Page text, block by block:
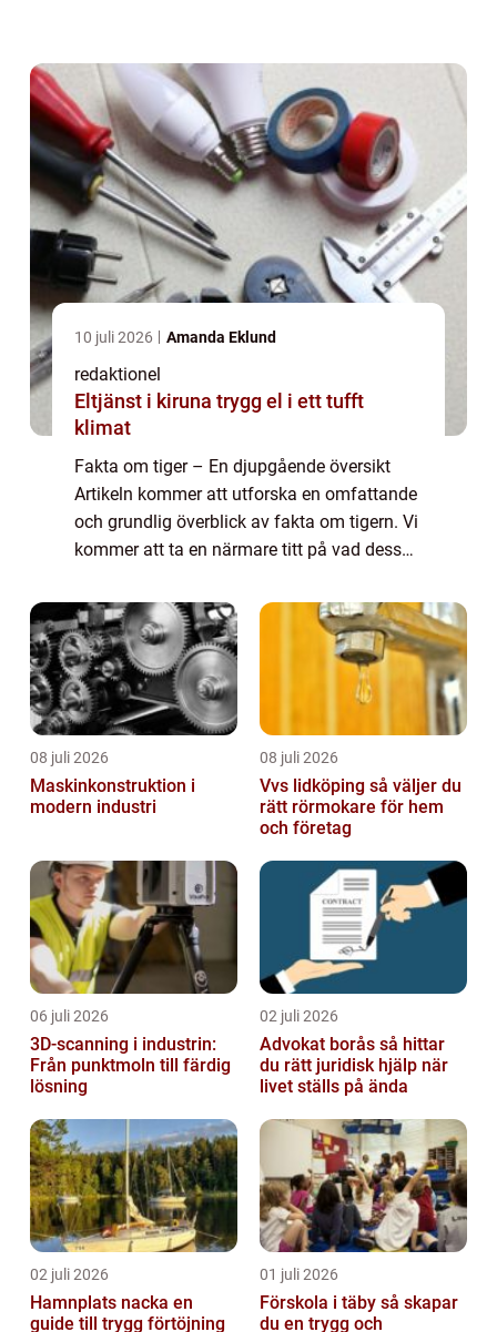
10 juli 2026 Amanda Eklund
redaktionel
Eltjänst i kiruna trygg el i ett tufft
klimat
Fakta om tiger – En djupgående översikt
Artikeln kommer att utforska en omfattande
och grundlig överblick av fakta om tigern. Vi
kommer att ta en närmare titt på vad dessa
existerar, deras popularitet...
08 juli 2026
Maskinkonstruktion i
modern industri
08 juli 2026
Vvs lidköping så väljer du
rätt rörmokare för hem
och företag
06 juli 2026
3D-scanning i industrin:
Från punktmoln till färdig
lösning
02 juli 2026
Advokat borås så hittar
du rätt juridisk hjälp när
livet ställs på ända
02 juli 2026
Hamnplats nacka en
guide till trygg förtöjning
01 juli 2026
Förskola i täby så skapar
du en trygg och